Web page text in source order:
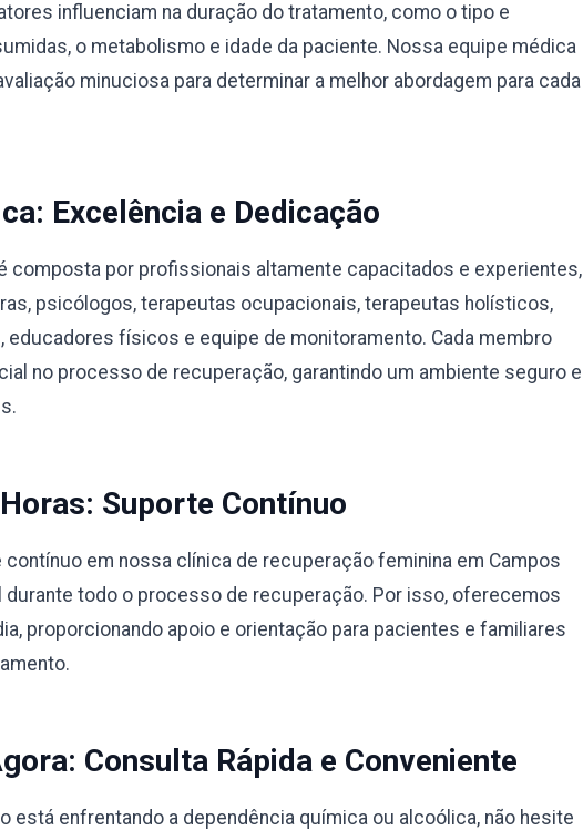
influenciam na duração do tratamento, como o tipo e
o metabolismo e idade da paciente. Nossa equipe médica
minuciosa para determinar a melhor abordagem para cada
Excelência e Dedicação
composta por profissionais altamente capacitados e experientes,
psicólogos, terapeutas ocupacionais, terapeutas holísticos,
físicos e equipe de monitoramento. Cada membro
no processo de recuperação, garantindo um ambiente seguro e
Suporte Contínuo
em nossa clínica de recuperação feminina em Campos
durante todo o processo de recuperação. Por isso, oferecemos
proporcionando apoio e orientação para pacientes e familiares
Consulta Rápida e Conveniente
está enfrentando a dependência química ou alcoólica, não hesite